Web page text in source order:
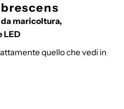
maricoltura,
LED
quello che vedi in